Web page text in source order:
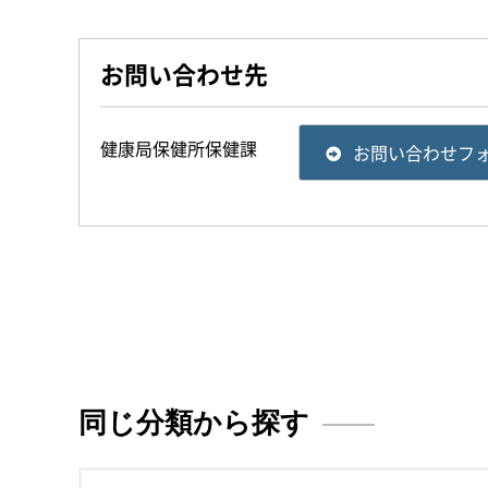
お問い合わせ先
健康局保健所保健課 お問い合わせフ
同じ分類から探す